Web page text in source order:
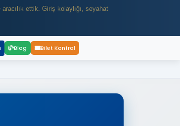
ettik. Giriş kolaylığı, seyahat
Blog Bilet Kontrol